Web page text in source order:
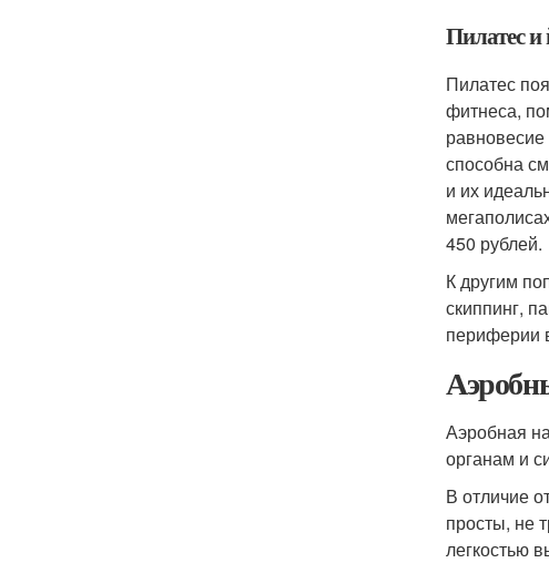
Пилатес и
Пилатес
фитнеса,
равновесие
способна
и их
450 рублей.
К другим
скиппинг,
периферии
Аэробная
органам и
В отличие
просты, не
легкостью